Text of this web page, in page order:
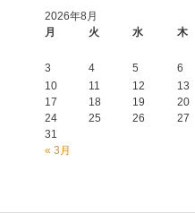
2026年8月
月
火 水 木
« 3月
3
4 5 6
10
11 12 13
17
18 19 20
24
25 26 27
31